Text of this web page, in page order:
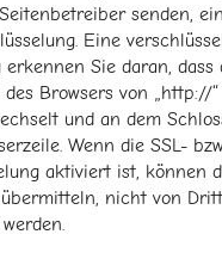
senden,
Eine
erkennen Sie daran, dass
des Browsers von „http://
und an dem
Wenn die SSL-
aktiviert ist, können
nicht von